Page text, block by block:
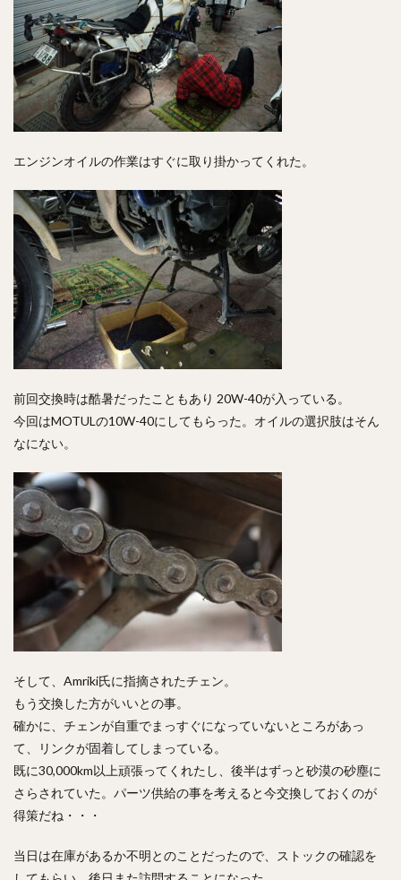
エンジンオイルの作業はすぐに取り掛かってくれた。
前回交換時は酷暑だったこともあり 20W-40が入っている。
今回はMOTULの10W-40にしてもらった。オイルの選択肢はそん
なにない。
そして、Amriki氏に指摘されたチェン。
もう交換した方がいいとの事。
確かに、チェンが自重でまっすぐになっていないところがあっ
て、リンクが固着してしまっている。
既に30,000km以上頑張ってくれたし、後半はずっと砂漠の砂塵に
さらされていた。パーツ供給の事を考えると今交換しておくのが
得策だね・・・
当日は在庫があるか不明とのことだったので、ストックの確認を